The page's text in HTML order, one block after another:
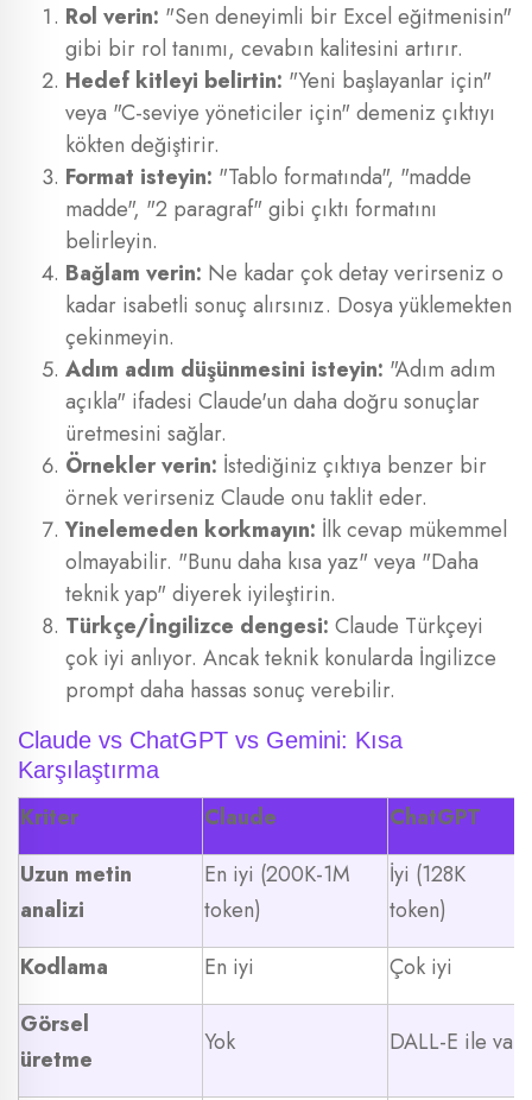
Rol verin: "Sen deneyimli bir Excel eğitmenisin"
gibi bir rol tanımı, cevabın kalitesini artırır.
Hedef kitleyi belirtin: "Yeni başlayanlar için"
veya "C-seviye yöneticiler için" demeniz çıktıyı
kökten değiştirir.
Format isteyin: "Tablo formatında", "madde
madde", "2 paragraf" gibi çıktı formatını
belirleyin.
Bağlam verin: Ne kadar çok detay verirseniz o
kadar isabetli sonuç alırsınız. Dosya yüklemekten
çekinmeyin.
Adım adım düşünmesini isteyin: "Adım adım
açıkla" ifadesi Claude'un daha doğru sonuçlar
üretmesini sağlar.
Örnekler verin: İstediğiniz çıktıya benzer bir
örnek verirseniz Claude onu taklit eder.
Yinelemeden korkmayın: İlk cevap mükemmel
olmayabilir. "Bunu daha kısa yaz" veya "Daha
teknik yap" diyerek iyileştirin.
Türkçe/İngilizce dengesi: Claude Türkçeyi
çok iyi anlıyor. Ancak teknik konularda İngilizce
prompt daha hassas sonuç verebilir.
Claude vs ChatGPT vs Gemini: Kısa
Karşılaştırma
Kriter Claude
ChatGPT
Uzun metin
analizi
En iyi (200K-1M
token)
İyi (128K
token)
Kodlama
En iyi
Çok iyi
Görsel
üretme
Yok DALL-E ile var